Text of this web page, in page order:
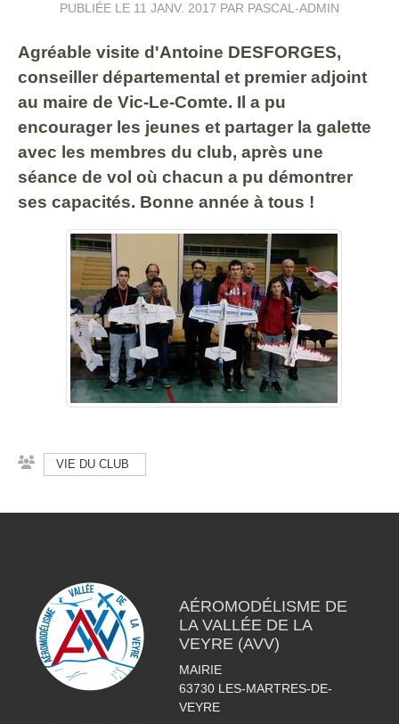
PUBLIÉE LE 11 JANV. 2017 PAR PASCAL-ADMIN
Agréable visite d'Antoine DESFORGES,
conseiller départemental et premier adjoint
au maire de Vic-Le-Comte. Il a pu
encourager les jeunes et partager la galette
avec les membres du club, après une
séance de vol où chacun a pu démontrer
ses capacités. Bonne année à tous !
VIE DU CLUB
AÉROMODÉLISME DE
LA VALLÉE DE LA
VEYRE (AVV)
MAIRIE
63730 LES-MARTRES-DE-
VEYRE